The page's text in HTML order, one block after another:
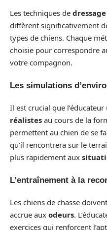
Les techniques de dressage
diffèrent significativement
types de chiens. Chaque
choisie pour correspondre
votre compagnon.
Les simulations
Il est crucial que
réalistes au cours de la
permettent au chien de se
qu’il rencontrera sur le
plus rapidement aux
L’entraînement à la
Les chiens de chasse
accrue aux odeurs.
exercices qui renforcent